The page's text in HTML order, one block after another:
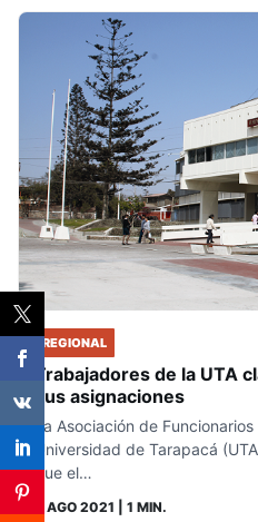
REGIONAL
Trabajadores de la UTA
sus asignaciones
La Asociación de
Universidad de Tarapacá
que el…
3 AGO 2021 | 1 MIN.